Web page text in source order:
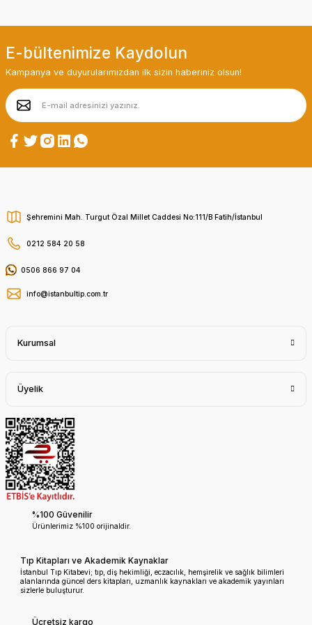
E-bültenimize Kaydolun
Kampanya ve duyurularımızdan ilk sizin haberiniz olsun!
Şehremini Mah. Turgut Özal Millet Caddesi No:111/B Fatih/İstanbul
0212 584 20 58
0506 866 97 04
info@istanbultip.com.tr
Kurumsal
Üyelik
%100 Güvenilir
Ürünlerimiz %100 orijinaldir.
Tıp Kitapları ve Akademik Kaynaklar
İstanbul Tıp Kitabevi; tıp, diş hekimliği, eczacılık, hemşirelik ve sağlık bilimleri
alanlarında güncel ders kitapları, uzmanlık kaynakları ve akademik yayınları
sizlerle buluşturur.
Ücretsiz kargo